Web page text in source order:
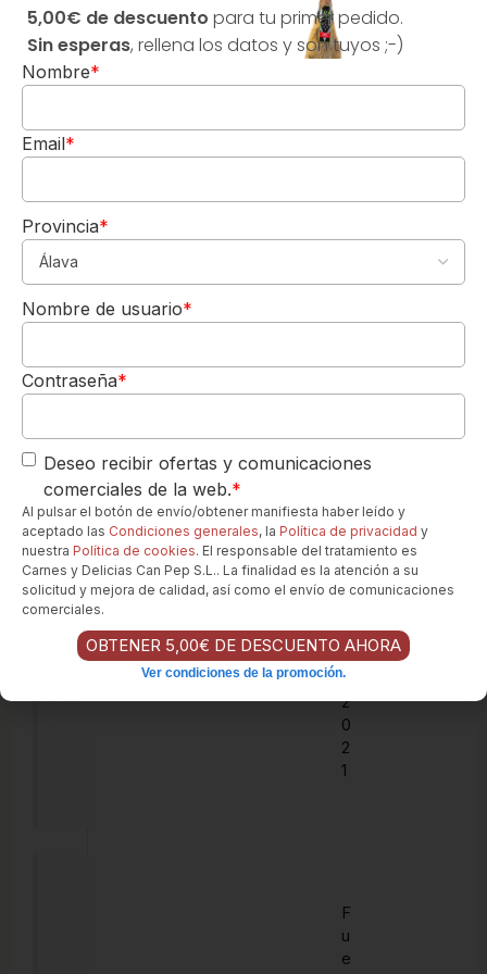
e
s
d
e
S
il
n
i
L
R
s
a
d
o
5
c
l
2
0
2
1
F
u
e
5,00€
DE REGALO
Para tu 1º pedido
Los quiero-->
5,00€ de descuento para tu primer pedido.
Sin esperas, rellena los datos y son tuyos ;-)
Nombre*
Email*
Provincia*
Nombre de usuario*
Contraseña*
Deseo recibir ofertas y comunicaciones
comerciales de la web.*
Al pulsar el botón de envío/obtener manifiesta haber leído y
aceptado las Condiciones generales, la Política de privacidad y
nuestra Política de cookies. El responsable del tratamiento es
Carnes y Delicias Can Pep S.L.. La finalidad es la atención a su
solicitud y mejora de calidad, así como el envío de comunicaciones
comerciales.
OBTENER 5,00€ DE DESCUENTO AHORA
Ver condiciones de la promoción.